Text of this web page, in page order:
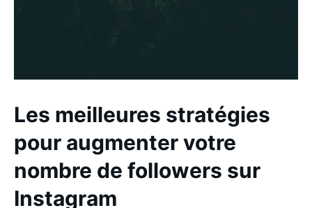
Les meilleures stratégies
pour augmenter votre
nombre de followers sur
Instagram